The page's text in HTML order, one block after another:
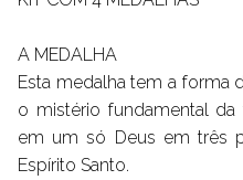
A MEDALHA
Esta medalha tem a forma
o mistério fundamental da
em um só Deus em três
Espírito Santo.